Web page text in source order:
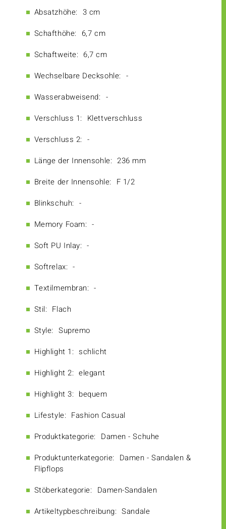
Absatzhöhe: 3 cm
Schafthöhe: 6,7 cm
Schaftweite: 6,7 cm
Wechselbare Decksohle: -
Wasserabweisend: -
Verschluss 1: Klettverschluss
Verschluss 2: -
Länge der Innensohle: 236 mm
Breite der Innensohle: F 1/2
Blinkschuh: -
Memory Foam: -
Soft PU Inlay: -
Softrelax: -
Textilmembran: -
Stil: Flach
Style: Supremo
Highlight 1: schlicht
Highlight 2: elegant
Highlight 3: bequem
Lifestyle: Fashion Casual
Produktkategorie: Damen - Schuhe
Produktunterkategorie: Damen - Sandalen &
Flipflops
Stöberkategorie: Damen-Sandalen
Artikeltypbeschreibung: Sandale